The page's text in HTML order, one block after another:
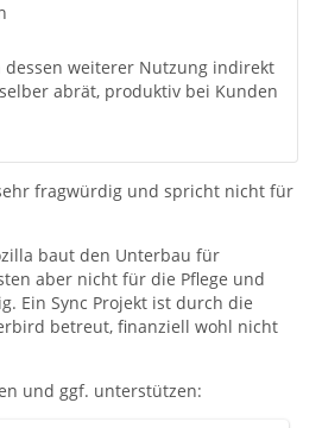
dessen weiterer Nutzung indirekt
abrät, produktiv bei Kunden
fragwürdig und spricht nicht für
baut den Unterbau für
aber nicht für die Pflege und
Ein Sync Projekt ist durch die
betreut, finanziell wohl nicht
und ggf. unterstützen: